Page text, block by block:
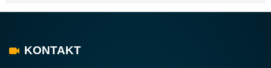
KONTAKT